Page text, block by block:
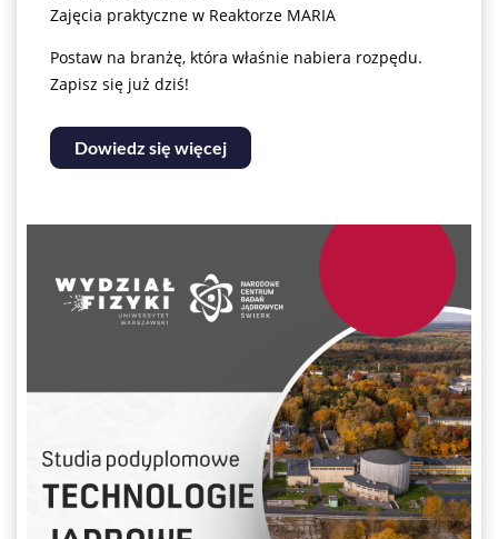
Zajęcia praktyczne w Reaktorze MARIA
Postaw na branżę, która właśnie nabiera rozpędu.
Zapisz się już dziś!
Dowiedz się więcej